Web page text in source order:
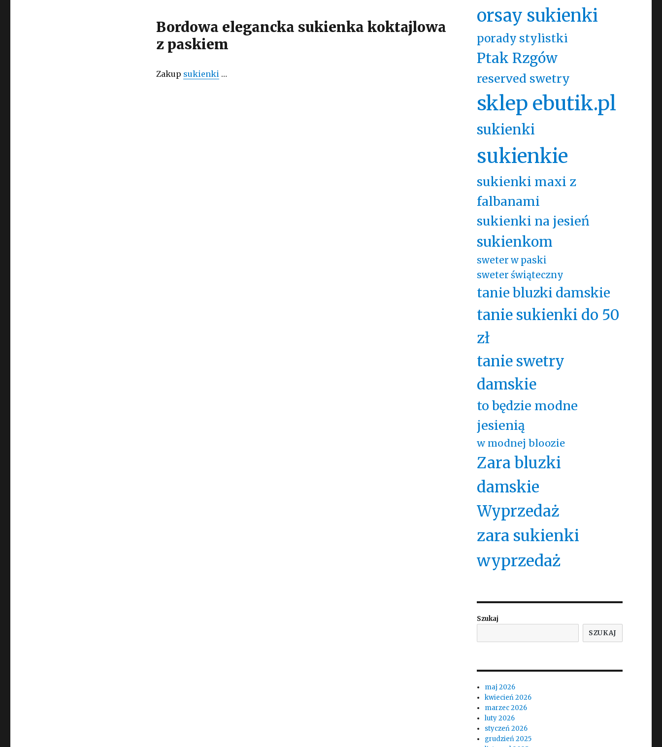
Bordowa elegancka sukienka koktajlowa
z paskiem
Zakup sukienki…
orsay sukienki
porady stylistki
Ptak Rzgów
reserved swetry
sklep ebutik.pl
sukienki
sukienkie
sukienki maxi z
falbanami
sukienki na jesień
sukienkom
sweter w paski
sweter świąteczny
tanie bluzki damskie
tanie sukienki do 50
zł
tanie swetry
damskie
to będzie modne
jesienią
w modnej bloozie
Zara bluzki
damskie
Wyprzedaż
zara sukienki
wyprzedaż
Szukaj
SZUKAJ
maj 2026
kwiecień 2026
marzec 2026
luty 2026
styczeń 2026
grudzień 2025